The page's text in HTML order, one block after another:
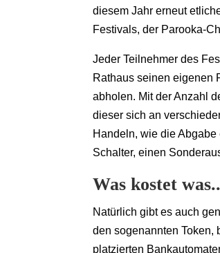
diesem Jahr erneut
Festivals, der Parooka-
Jeder Teilnehmer des
Rathaus seinen eigenen
abholen. Mit der Anzahl
dieser sich an
Handeln, wie die
Schalter, einen
Was kostet
Natürlich gibt es auch
den sogenannten Token,
platzierten